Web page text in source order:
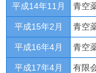
平成14年11月 青空
平成15年2月 青空
平成16年4月 青空
平成17年4月 有限